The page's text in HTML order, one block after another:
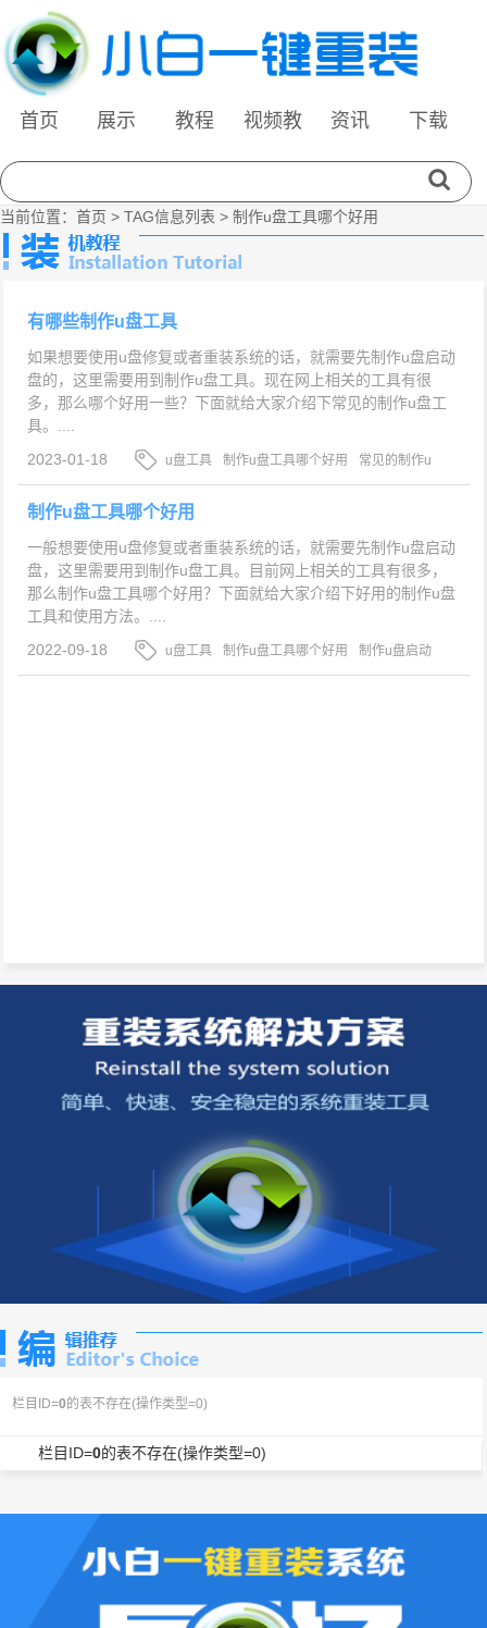
首页 展示 教程
视频教
资讯 下载
当前位置： 首页 > TAG信息列表 > 制作u盘工具哪个好用
有哪些制作u盘工具
如果想要使用u盘修复或者重装系统的话，就需要先制作u盘启动
盘的，这里需要用到制作u盘工具。现在网上相关的工具有很
多，那么哪个好用一些？下面就给大家介绍下常见的制作u盘工
具。....
2023-01-18
u盘工具 制作u盘工具哪个好用
常见的制作u
盘工具
制作u盘工具哪个好用
一般想要使用u盘修复或者重装系统的话，就需要先制作u盘启动
盘，这里需要用到制作u盘工具。目前网上相关的工具有很多，
那么制作u盘工具哪个好用？下面就给大家介绍下好用的制作u盘
工具和使用方法。....
2022-09-18
u盘工具 制作u盘工具哪个好用
制作u盘启动
盘
栏目ID=0的表不存在(操作类型=0)
栏目ID=0的表不存在(操作类型=0)